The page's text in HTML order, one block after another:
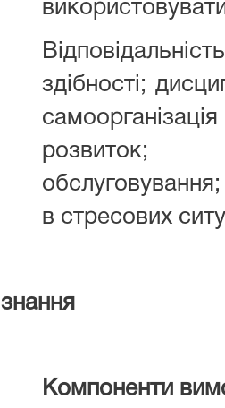
здібності;
розвиток;
в стресових
Компоненти